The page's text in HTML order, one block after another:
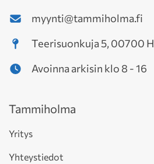
myynti@tammiholma.fi
Teerisuonkuja 5, 00700
Avoinna arkisin klo 8 - 16
Tammiholma
Yritys
Yhteystiedot